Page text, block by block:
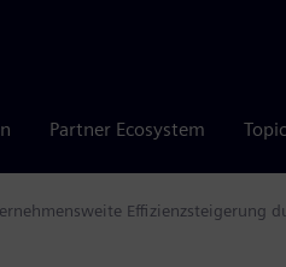
Partner Ecosystem
Effizienzsteigerung